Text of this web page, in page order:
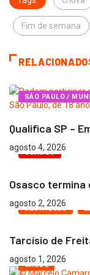
Fim de semana
SÃO PAULO /
Qualifica SP –
agosto 4, 2026
OSASCO
Osasco termina
agosto 2, 2026
DESTAQUES
Tarcísio de
agosto 1, 2026
SAÚDE